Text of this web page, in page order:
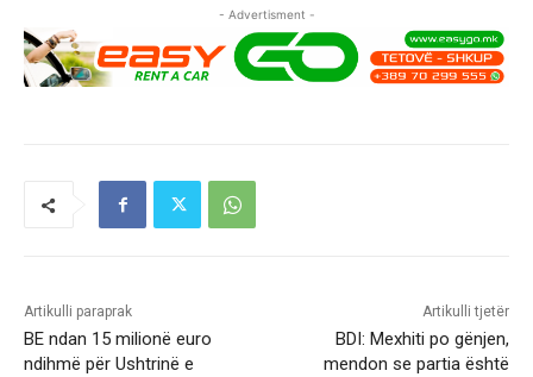
- Advertisment -
Artikulli paraprak
BE ndan 15 milionë euro
ndihmë për Ushtrinë e
Artikulli tjetër
BDI: Mexhiti po gënjen,
mendon se partia është